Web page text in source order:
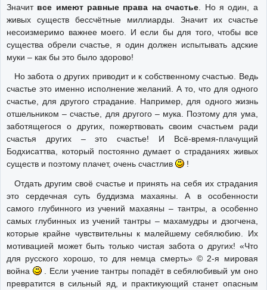
Значит все имеют равные права на счастье . Но я один, а
живых существ бессчётные миллиарды. Значит их счастье
несоизмеримо важнее моего. И если бы для того, чтобы все
существа обрели счастье, я один должен испытывать адские
муки – как бы это было здорово!
Но забота о других приводит и к собственному счастью. Ведь
счастье это именно исполнение желаний. А то, что для одного
счастье, для другого страдание. Например, для одного жизнь
отшельником – счастье, для другого – мука. Поэтому для ума,
заботящегося о других, пожертвовать своим счастьем ради
счастья других – это счастье! И Всё-время-плачущий
Бодхисаттва, который постоянно думает о страданиях живых
существ и поэтому плачет, очень счастлив
!
Отдать другим своё счастье и принять на себя их страдания
это сердечная суть буддизма махаяны. А в особенности
самого глубинного из учений махаяны – тантры, а особенно
самых глубинных из учений тантры – махамудры и дзогчена,
которые крайне чувствительны к малейшему себялюбию. Их
мотивацией может быть только чистая забота о других! «Что
для русского хорошо, то для немца смерть» © 2-я мировая
война
. Если учение тантры попадёт в себялюбивый ум оно
превратится в сильный яд, и практикующий станет опасным